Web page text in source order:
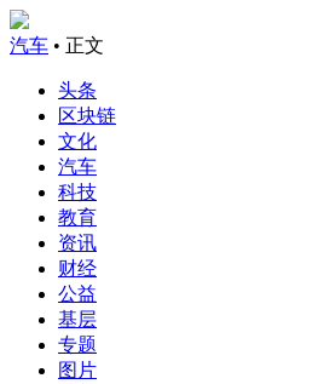
汽车 • 正文
头条
区块链
文化
汽车
科技
教育
资讯
财经
公益
基层
专题
图片